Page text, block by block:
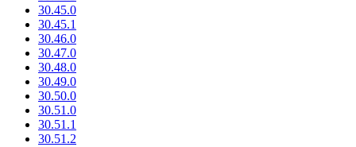
30.45.0
30.45.1
30.46.0
30.47.0
30.48.0
30.49.0
30.50.0
30.51.0
30.51.1
30.51.2